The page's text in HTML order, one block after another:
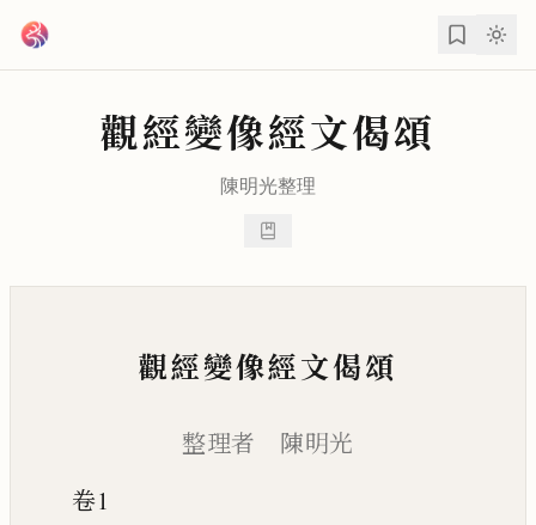
觀經變像經文偈頌
陳明光整理
觀經變像經文偈頌
整理者 陳明光
卷1